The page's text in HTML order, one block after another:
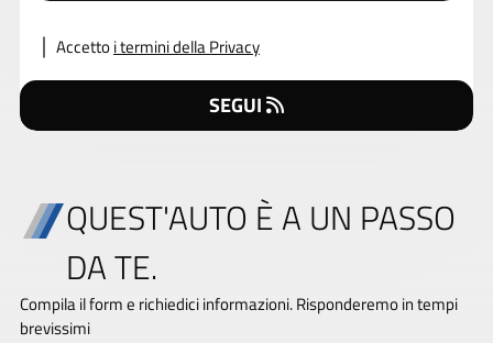
Accettoi termini della Privacy
SEGUI
QUEST'AUTO È A UN PASSO
DA TE.
Compila il form e richiedici informazioni. Risponderemo in tempi
brevissimi